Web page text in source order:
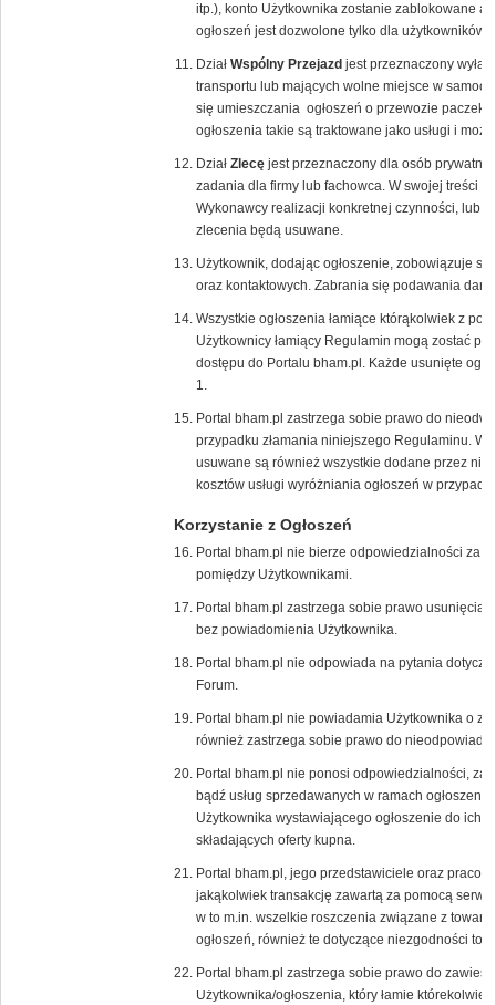
itp.), konto Użytkownika zostanie zablokowane a
ogłoszeń jest dozwolone tylko dla użytkowników
Dział Wspólny Przejazd jest przeznaczony
transportu lub mających wolne miejsce w
się umieszczania ogłoszeń o przewozie paczek
ogłoszenia takie są traktowane jako usługi i
Dział Zlecęjest przeznaczony dla osób
zadania dla firmy lub fachowca. W swojej treści
Wykonawcy realizacji konkretnej czynności, lub
zlecenia będą usuwane.
Użytkownik, dodając ogłoszenie, zobowiązuje
oraz kontaktowych. Zabrania się podawania
Wszystkie ogłoszenia łamiące którąkolwiek z
Użytkownicy łamiący Regulamin mogą zostać
dostępu do Portalu bham.pl. Każde usunięte
1.
Portal bham.pl zastrzega sobie prawo do
przypadku złamania niniejszego Regulaminu.
usuwane są również wszystkie dodane przez
kosztów usługi wyróżniania ogłoszeń w
Korzystanie z Ogłoszeń
Portal bham.pl nie bierze odpowiedzialności za
pomiędzy Użytkownikami.
Portal bham.pl zastrzega sobie prawo
bez powiadomienia Użytkownika.
Portal bham.pl nie odpowiada na pytania
Forum.
Portal bham.pl nie powiadamia Użytkownika o
również zastrzega sobie prawo do
Portal bham.pl nie ponosi odpowiedzialności,
bądź usług sprzedawanych w ramach
Użytkownika wystawiającego ogłoszenie do ich
składających oferty kupna.
Portal bham.pl, jego przedstawiciele oraz
jakąkolwiek transakcję zawartą za pomocą
w to m.in. wszelkie roszczenia związane z
ogłoszeń, również te dotyczące niezgodności
Portal bham.pl zastrzega sobie prawo do
Użytkownika/ogłoszenia, który łamie